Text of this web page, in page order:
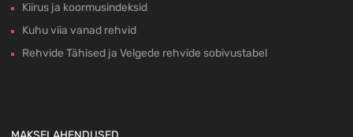
Kiirus ja koormusindeksid
Kuhu viia vanad rehvid
Rehvide Tähised ja Velgede rehvide sobivustabel